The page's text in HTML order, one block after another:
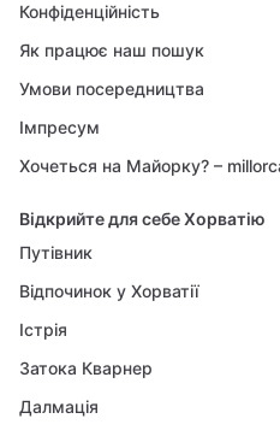
Конфіденційність
Як працює наш пошук
Умови посередництва
Імпресум
Хочеться на Майорку? –
Відкрийте для себе Хорватію
Путівник
Відпочинок у Хорватії
Істрія
Затока Кварнер
Далмація